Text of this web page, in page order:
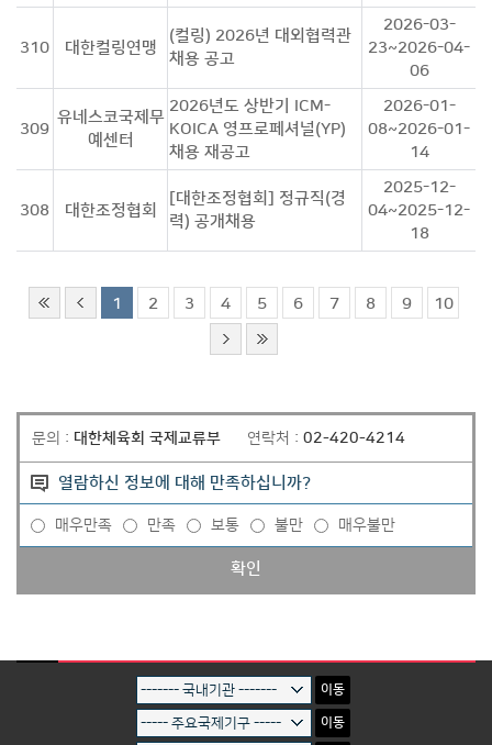
310 대한컬링연맹
(컬링) 2026년 대외협력관
채용 공고
2026-03-
23~2026-04-
06
309
유네스코국제무
예센터
2026년도 상반기 ICM-
KOICA 영프로페셔널(YP)
채용 재공고
2026-01-
08~2026-01-
14
308 대한조정협회
[대한조정협회] 정규직(경
력) 공개채용
2025-12-
04~2025-12-
18
1 2 3 4 5 6 7 8 9 10
문의 : 대한체육회 국제교류부 연락처 : 02-420-4214
열람하신 정보에 대해 만족하십니까?
매우만족 만족 보통 불만 매우불만
확인
이동
이동